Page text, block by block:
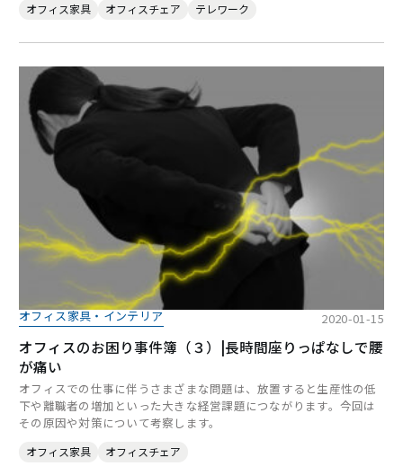
オフィス家具 オフィスチェア テレワーク
オフィス家具・インテリア 2020-01-15
オフィスのお困り事件簿（３）|長時間座りっぱなしで腰
が痛い
オフィスでの仕事に伴うさまざまな問題は、放置すると生産性の低
下や離職者の増加といった大きな経営課題につながります。今回は
その原因や対策について考察します。
オフィス家具 オフィスチェア